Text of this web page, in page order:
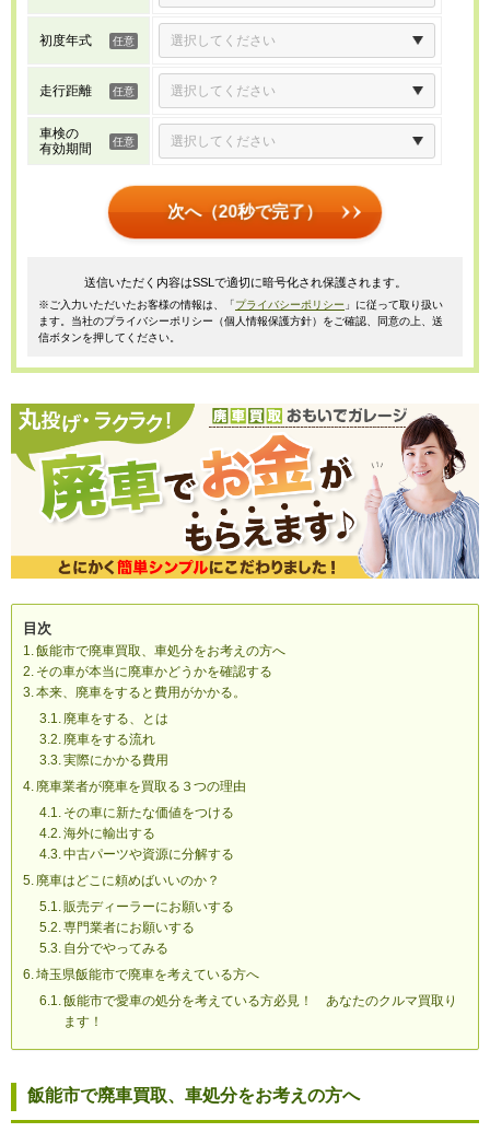
初度年式
走行距離
車検の
有効期間
次へ（20秒で完了）
送信いただく内容はSSLで適切に暗号化され保護されます。
※ご入力いただいたお客様の情報は、「プライバシーポリシー 」に従って取り扱い
ます。当社のプライバシーポリシー（個人情報保護方針）をご確認、同意の上、送
信ボタンを押してください。
目次
飯能市で廃車買取、車処分をお考えの方へ
その車が本当に廃車かどうかを確認する
本来、廃車をすると費用がかかる。
廃車をする、とは
廃車をする流れ
実際にかかる費用
廃車業者が廃車を買取る３つの理由
その車に新たな価値をつける
海外に輸出する
中古パーツや資源に分解する
廃車はどこに頼めばいいのか？
販売ディーラーにお願いする
専門業者にお願いする
自分でやってみる
埼玉県飯能市で廃車を考えている方へ
飯能市で愛車の処分を考えている方必見！ あなたのクルマ買取り
ます！
飯能市で廃車買取、車処分をお考えの方へ